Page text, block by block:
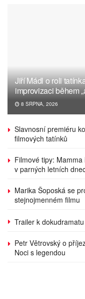
Jiří Mádl o roli
improvizaci během
8 SRPNA, 2026
Slavnosní premiéru
filmových tatínků
Filmové tipy:
v parných letních
Marika Šoposká se
stejnojmenném filmu
Trailer k
Petr Větrovský o
Noci s legendou